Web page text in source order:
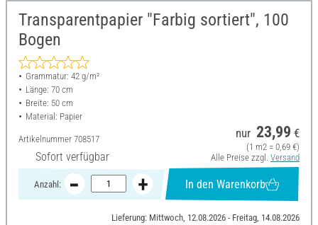
Transparentpapier "Farbig sortiert", 100
Bogen
Grammatur: 42 g/m²
Länge: 70 cm
Breite: 50 cm
Material: Papier
Artikelnummer 708517
Sofort verfügbar
nur 23,99 €
(1 m2 = 0,69 €)
Alle Preise zzgl. Versand
Anzahl: In den Warenkorb
Lieferung: Mittwoch, 12.08.2026 - Freitag, 14.08.2026